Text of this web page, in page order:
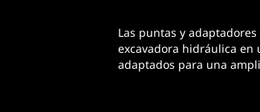
Las puntas y
excavadora hidráulica en
adaptados para una